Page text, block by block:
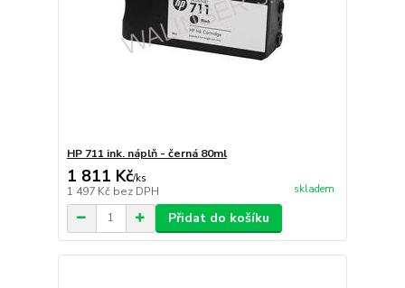
HP 711 ink. náplň - černá 80ml
1 811 Kč/ks
1 497 Kč bez DPH skladem
Přidat do košíku